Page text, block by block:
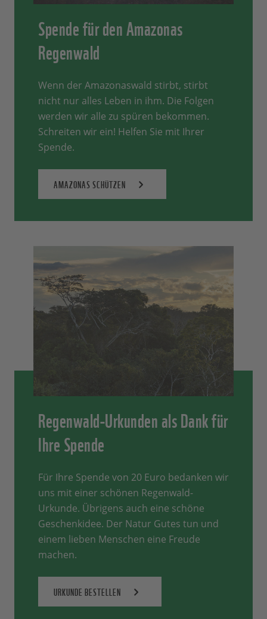
Spende für den Amazonas
Regenwald
Wenn der Amazonaswald stirbt, stirbt
nicht nur alles Leben in ihm. Die Folgen
werden wir alle zu spüren bekommen.
Schreiten wir ein! Helfen Sie mit Ihrer
Spende.
AMAZONAS SCHÜTZEN
Regenwald-Urkunden als Dank für
Ihre Spende
Für Ihre Spende von 20 Euro bedanken wir
uns mit einer schönen Regenwald-
Urkunde. Übrigens auch eine schöne
Geschenkidee. Der Natur Gutes tun und
einem lieben Menschen eine Freude
machen.
URKUNDE BESTELLEN